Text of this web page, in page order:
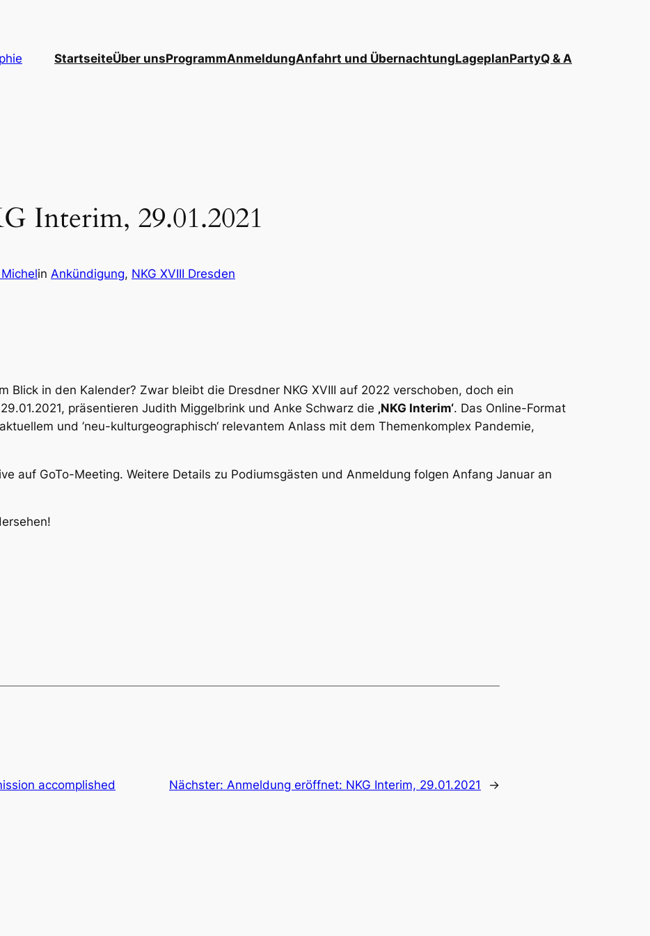
StartseiteÜber unsProgrammAnmeldungAnfahrt und ÜbernachtungLageplanPartyQ & A
Interim, 29.01.2021
in Ankündigung, NKG XVIII Dresden
Blick in den Kalender? Zwar bleibt die Dresdner NKG XVIII auf 2022 verschoben, doch ein
präsentieren Judith Miggelbrink und Anke Schwarz die ‚NKG Interim‘. Das Online-Format
und ’neu-kulturgeographisch‘ relevantem Anlass mit dem Themenkomplex Pandemie,
auf GoTo-Meeting. Weitere Details zu Podiumsgästen und Anmeldung folgen Anfang Januar an
accomplished Nächster: Anmeldung eröffnet: NKG Interim, 29.01.2021 →